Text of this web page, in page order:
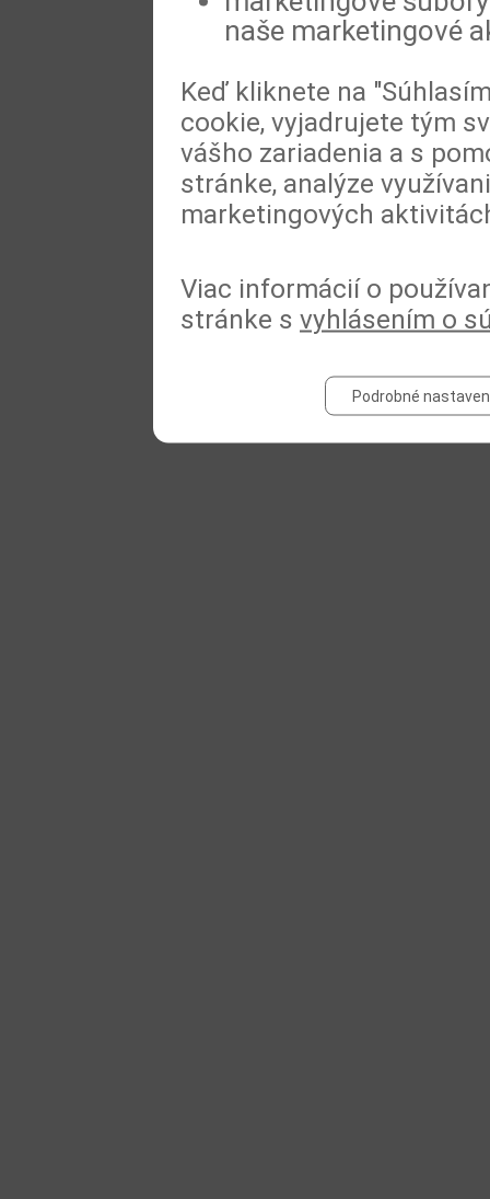
naše marketingové
Keď kliknete na
cookie, vyjadrujete tým
vášho zariadenia a s
stránke, analýze
marketingových
Viac informácií o
stránke s vyhlásením o
Podrobné